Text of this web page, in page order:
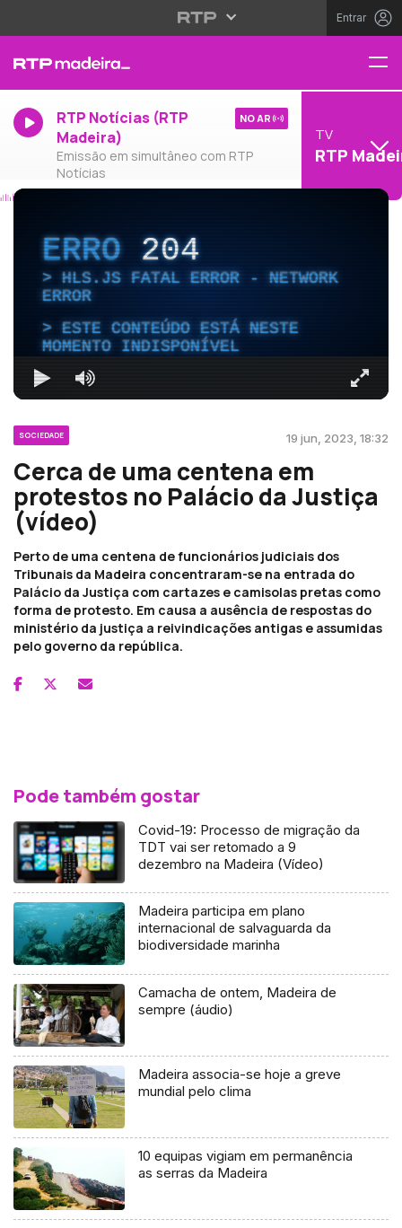
Entrar
RTP Notícias (RTP
Madeira)
Emissão em simultâneo com RTP
Notícias
NO AR
TV
RTP
ERRO204
HLS.JS FATAL ERROR - NETWORK
ERROR
ESTE CONTEÚDO ESTÁ NESTE
MOMENTO INDISPONÍVEL
SOCIEDADE 19 jun, 2023, 18:32
Cerca de uma centena em
protestos no Palácio da Justiça
(vídeo)
Perto de uma centena de funcionários judiciais dos
Tribunais da Madeira concentraram-se na entrada do
Palácio da Justiça com cartazes e camisolas pretas como
forma de protesto. Em causa a ausência de respostas do
ministério da justiça a reivindicações antigas e assumidas
pelo governo da república.
Pode também gostar
Covid-19: Processo de migração da
TDT vai ser retomado a 9
dezembro na Madeira (Vídeo)
Madeira participa em plano
internacional de salvaguarda da
biodiversidade marinha
Camacha de ontem, Madeira de
sempre (áudio)
Madeira associa-se hoje a greve
mundial pelo clima
10 equipas vigiam em permanência
as serras da Madeira